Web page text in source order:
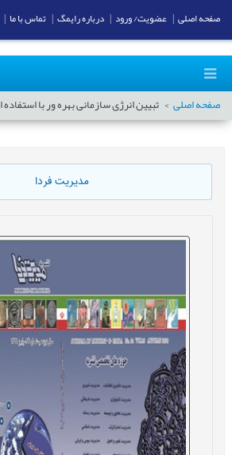
صفحه اصلی تبیین انرژی سازمانی بهره ور با
مدیریت فردا
صفحه اصلی عضویت/ ورود درباره رایمگ تماس با ما